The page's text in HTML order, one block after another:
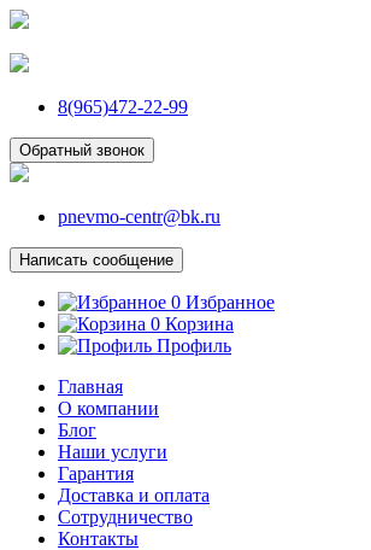
8(965)472-22-99
Обратный звонок
pnevmo-centr@bk.ru
Написать сообщение
0 Избранное
0 Корзина
Профиль
Главная
О компании
Блог
Наши услуги
Гарантия
Доставка и оплата
Сотрудничество
Контакты